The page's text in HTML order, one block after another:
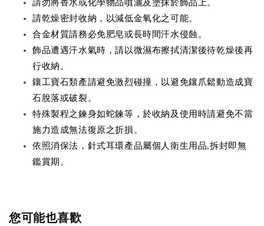
請勿將香水或化學物品噴灑及塗抹於飾品上。
請乾燥密封收納，以減低金氧化之可能。
合金材質請務必免肥皂或長時間汗水侵蝕 。
飾品遭遇汗水氣時，請以微濕布擦拭清潔後待乾燥後再
行收納 。
鑲工寶石類產請避免激烈碰撞，以避免鑲爪鬆動造成寶
石脫落或破裂。
特殊製程之鍊身如蛇鍊等，於收納及使用時請避免不當
施力造成無法復原之折損 。
依照消保法，針式耳環產品屬個人衛生用品,拆封即無
鑑賞期 。
您可能也喜歡